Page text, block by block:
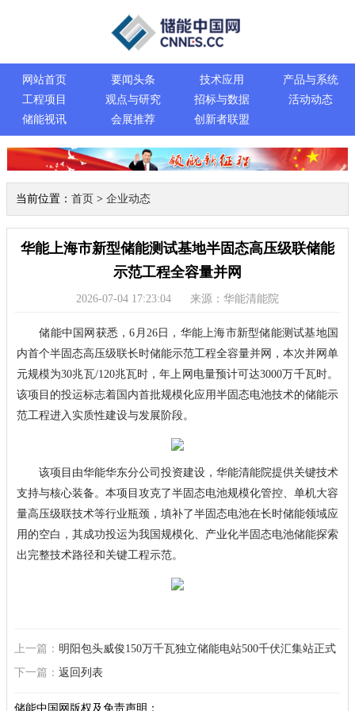
网站首页 要闻头条 技术应用
产品与系统
工程项目
观点与研究 招标与数据
活动动态
储能视讯
会展推荐 创新者联盟
当前位置： 首页> 企业动态
华能上海市新型储能测试基地半固态高压级联储能
示范工程全容量并网
2026-07-04 17:23:04 来源：华能清能院
储能中国网获悉，6月26日，华能上海市新型储能测试基地国
内首个半固态高压级联长时储能示范工程全容量并网，本次并网单
元规模为30兆瓦/120兆瓦时，年上网电量预计可达3000万千瓦时。
该项目的投运标志着国内首批规模化应用半固态电池技术的储能示
范工程进入实质性建设与发展阶段。
该项目由华能华东分公司投资建设，华能清能院提供关键技术
支持与核心装备。本项目攻克了半固态电池规模化管控、单机大容
量高压级联技术等行业瓶颈，填补了半固态电池在长时储能领域应
用的空白，其成功投运为我国规模化、产业化半固态电池储能探索
出完整技术路径和关键工程示范。
上一篇： 明阳包头威俊150万千瓦独立储能电站500千伏汇集站正式
投运
下一篇： 返回列表
储能中国网版权及免责声明：